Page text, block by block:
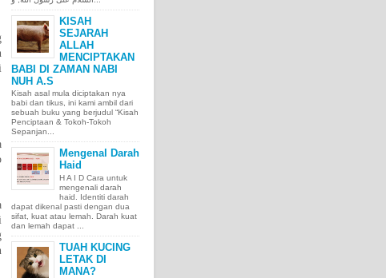
KISAH
SEJARAH
ALLAH
MENCIPTAKAN
BABI DI ZAMAN NABI
NUH A.S
Kisah asal mula diciptakan nya
babi dan tikus, ini kami ambil dari
sebuah buku yang berjudul “Kisah
Penciptaan & Tokoh-Tokoh
Sepanjan...
Mengenal Darah
Haid
H A I D Cara untuk
mengenali darah
haid. Identiti darah
dapat dikenal pasti dengan dua
sifat, kuat atau lemah. Darah kuat
dan lemah dapat ...
TUAH KUCING
LETAK DI
MANA?